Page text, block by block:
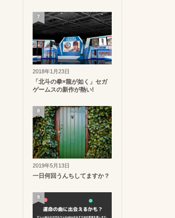
2018年1月23日
「北斗の拳×龍が如く」セガ
ゲームスの新作が熱い!
7
2019年5月13日
一日何回うんちしてますか？
8
9